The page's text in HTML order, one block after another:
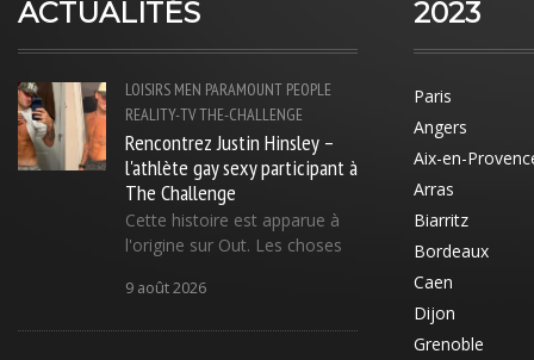
ACTUALITÉS
LOISIRS MEN PARAMOUNT PEOPLE
REALITY-TVTHE-CHALLENGE
Rencontrez Justin Hinsley –
l'athlète gay sexy participant à
The Challenge
Cette histoire est apparue à
l'origine sur Out. Les choses
9 août 2026
2023
Paris
Angers
Aix-en-
Arras
Biarritz
Bordeaux
Caen
Dijon
Grenoble